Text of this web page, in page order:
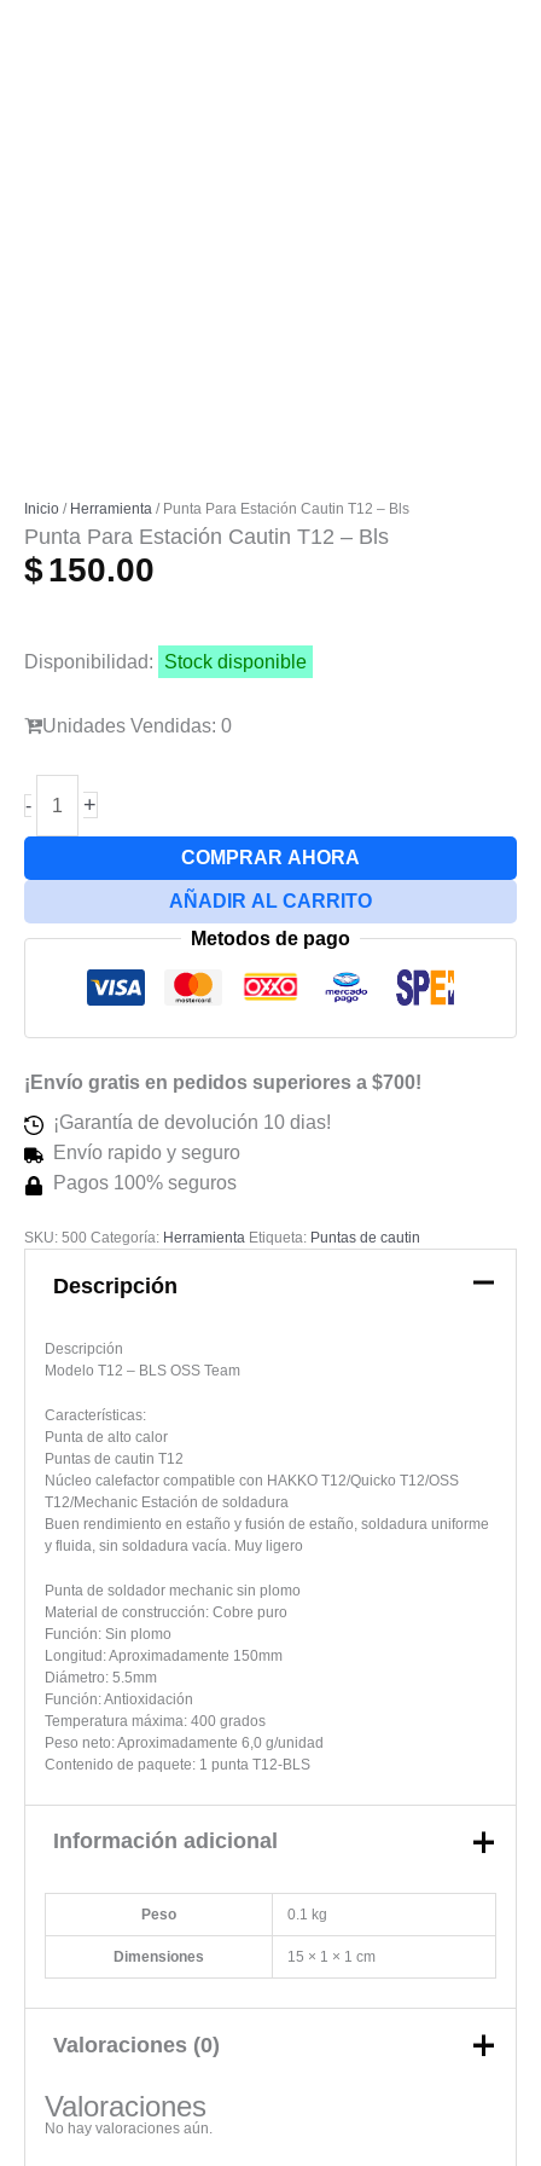
Inicio / Herramienta / Punta Para Estación Cautin T12 – Bls
Punta Para Estación Cautin T12 – Bls
$150.00
Disponibilidad: Stock disponible
Unidades Vendidas: 0
-
Punta
Para
Cautin
-
cantidad
+
COMPRAR AHORA
AÑADIR AL CARRITO
Metodos de pago
¡Envío gratis en pedidos superiores a $700!
¡Garantía de devolución 10 dias!
Envío rapido y seguro
Pagos 100% seguros
SKU: 500 Categoría: Herramienta Etiqueta: Puntas de cautin
Descripción
Descripción
Modelo T12 – BLS OSS Team
Características:
Punta de alto calor
Puntas de cautin T12
Núcleo calefactor compatible con HAKKO T12/Quicko T12/OSS
T12/Mechanic Estación de soldadura
Buen rendimiento en estaño y fusión de estaño, soldadura uniforme
y fluida, sin soldadura vacía. Muy ligero
Punta de soldador mechanic sin plomo
Material de construcción: Cobre puro
Función: Sin plomo
Longitud: Aproximadamente 150mm
Diámetro: 5.5mm
Función: Antioxidación
Temperatura máxima: 400 grados
Peso neto: Aproximadamente 6,0 g/unidad
Contenido de paquete: 1 punta T12-BLS
Información adicional
Peso 0.1 kg
Dimensiones 15 × 1 × 1 cm
Valoraciones (0)
Valoraciones
No hay valoraciones aún.